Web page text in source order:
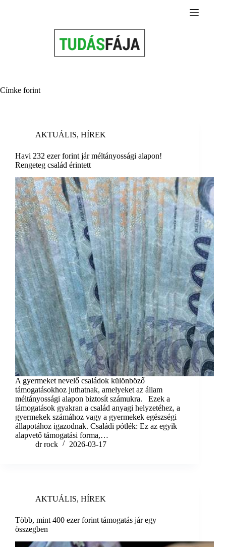
Címke forint
AKTUÁLIS, HÍREK
Havi 232 ezer forint jár méltányossági alapon!
Rengeteg család érintett
A gyermeket nevelő családok különböző
támogatásokhoz juthatnak, amelyeket az állam
méltányossági alapon biztosít számukra. Ezek a
támogatások gyakran a család anyagi helyzetéhez, a
gyermekek számához vagy a gyermekek egészségi
állapotához igazodnak. Családi pótlék: Ez az egyik
alapvető támogatási forma,…
dr rock
2026-03-17
AKTUÁLIS, HÍREK
Több, mint 400 ezer forint támogatás jár egy
összegben